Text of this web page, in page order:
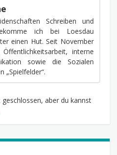
Schreiben und
ich bei Loesdau
einen Hut. Seit November
interne
sowie die Sozialen
„Spielfelder“.
aber du kannst